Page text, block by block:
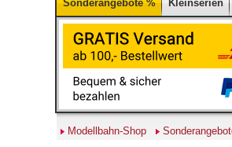
Sonderangebote % Kleinserien
Modellbahn-Shop